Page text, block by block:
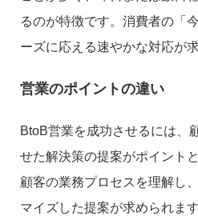
るのが特徴です。消費者の「
ーズに応える速やかな対応が
営業のポイントの違い
BtoB営業を成功させるには、
せた解決策の提案がポイント
顧客の業務プロセスを理解し
マイズした提案が求められます